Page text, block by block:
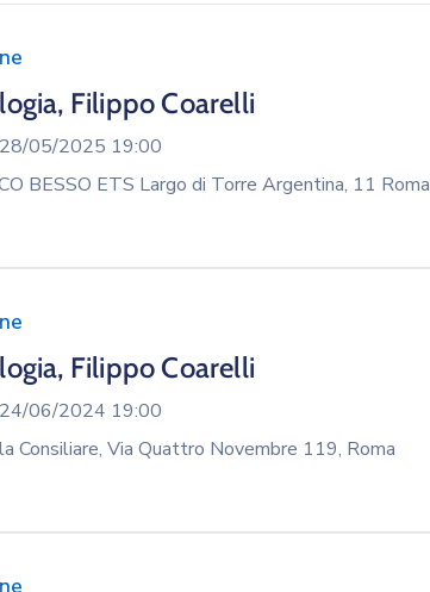
Filippo Coarelli
28/05/2025 19:00
BESSO ETS Largo di Torre Argentina, 11 Roma
Filippo Coarelli
24/06/2024 19:00
Consiliare, Via Quattro Novembre 119, Roma